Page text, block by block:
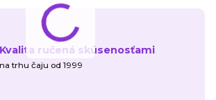
Kvalita ručená skúsenosťami
na trhu čaju od 1999